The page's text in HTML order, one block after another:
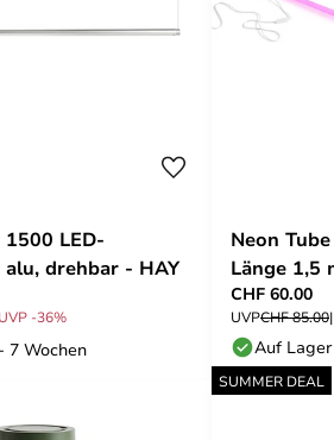
LED-
alu, drehbar - HAY
UVP -36%
7 Wochen
Neon
Länge 1,5
CHF 60.00
UVPCHF 85.00
Auf Lager
SUMMER DEAL